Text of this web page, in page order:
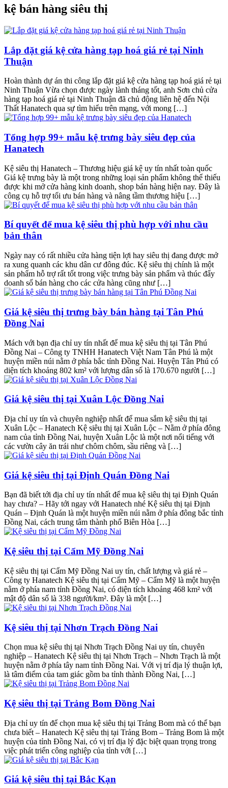
kệ bán hàng siêu thị
Lắp đặt giá kệ cửa hàng tạp hoá giá rẻ tại Ninh
Thuận
Hoàn thành dự án thi công lắp đặt giá kệ cửa hàng tạp hoá giá rẻ tại
Ninh Thuận Vừa chọn được ngày lành tháng tốt, anh Sơn chủ cửa
hàng tạp hoá giá rẻ tại Ninh Thuận đã chủ động liên hệ đến Nội
Thất Hanatech qua sự tìm hiểu trên mạng, với mong […]
Tổng hợp 99+ mẫu kệ trưng bày siêu đẹp của
Hanatech
Kệ siêu thị Hanatech – Thương hiệu giá kệ uy tín nhất toàn quốc
Giá kệ trưng bày là một trong những loại sản phẩm không thể thiếu
được khi mở cửa hàng kinh doanh, shop bán hàng hiện nay. Đây là
công cụ hỗ trợ tối ưu bán hàng và nâng tầm thương hiệu […]
Bí quyết để mua kệ siêu thị phù hợp với nhu cầu
bản thân
Ngày nay có rất nhiều cửa hàng tiện lợi hay siêu thị đang được mở
ra xung quanh các khu dân cư đông đúc. Kệ siêu thị chính là một
sản phẩm hỗ trợ rất tốt trong việc trưng bày sản phẩm và thúc đẩy
doanh số bán hàng cho các cửa hàng cũng như […]
Giá kệ siêu thị trưng bày bán hàng tại Tân Phú
Đồng Nai
Mách với bạn địa chỉ uy tín nhất để mua kệ siêu thị tại Tân Phú
Đồng Nai – Công ty TNHH Hanatech Việt Nam Tân Phú là một
huyện miền núi nằm ở phía bắc tỉnh Đồng Nai. Huyện Tân Phú có
diện tích khoảng 802 km² với lượng dân số là 170.670 người […]
Giá kệ siêu thị tại Xuân Lộc Đồng Nai
Địa chỉ uy tín và chuyên nghiệp nhất để mua sắm kệ siêu thị tại
Xuân Lộc – Hanatech Kệ siêu thị tại Xuân Lộc – Nằm ở phía đông
nam của tỉnh Đồng Nai, huyện Xuân Lộc là một nơi nổi tiếng với
các vườn cây ăn trái như chôm chôm, sầu riêng và […]
Giá kệ siêu thị tại Định Quán Đồng Nai
Bạn đã biết tới địa chỉ uy tín nhất để mua kệ siêu thị tại Định Quán
hay chưa? – Hãy tới ngay với Hanatech nhé Kệ siêu thị tại Định
Quán – Định Quán là một huyện miền núi nằm ở phía đông bắc tỉnh
Đồng Nai, cách trung tâm thành phố Biên Hòa […]
Kệ siêu thị tại Cẩm Mỹ Đồng Nai
Kệ siêu thị tại Cẩm Mỹ Đồng Nai uy tín, chất lượng và giá rẻ –
Công ty Hanatech Kệ siêu thị tại Cẩm Mỹ – Cẩm Mỹ là một huyện
nằm ở phía nam tỉnh Đồng Nai, có diện tích khoảng 468 km² với
mật độ dân số là 338 người/km². Đây là một […]
Kệ siêu thị tại Nhơn Trạch Đồng Nai
Chọn mua kệ siêu thị tại Nhơn Trạch Đồng Nai uy tín, chuyên
nghiệp – Hanatech Kệ siêu thị tại Nhơn Trạch – Nhơn Trạch là một
huyện nằm ở phía tây nam tỉnh Đồng Nai. Với vị trí địa lý thuận lợi,
là tâm điểm của tam giác gồm ba tỉnh thành Đồng Nai, […]
Kệ siêu thị tại Trảng Bom Đồng Nai
Địa chỉ uy tín để chọn mua kệ siêu thị tại Trảng Bom mà có thể bạn
chưa biết – Hanatech Kệ siêu thị tại Trảng Bom – Trảng Bom là một
huyện của tỉnh Đồng Nai, có vị trí địa lý đặc biệt quan trọng trong
việc phát triển công nghiệp của tỉnh với […]
Giá kệ siêu thị tại Bắc Kạn